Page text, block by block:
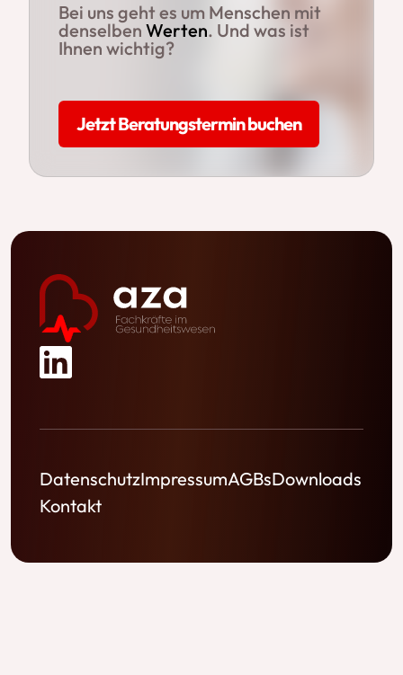
Bei uns geht es um Menschen mit
denselben Werten. Und was ist
Ihnen wichtig?
Jetzt Beratungstermin buchen
DatenschutzImpressumAGBsDownloads
Kontakt